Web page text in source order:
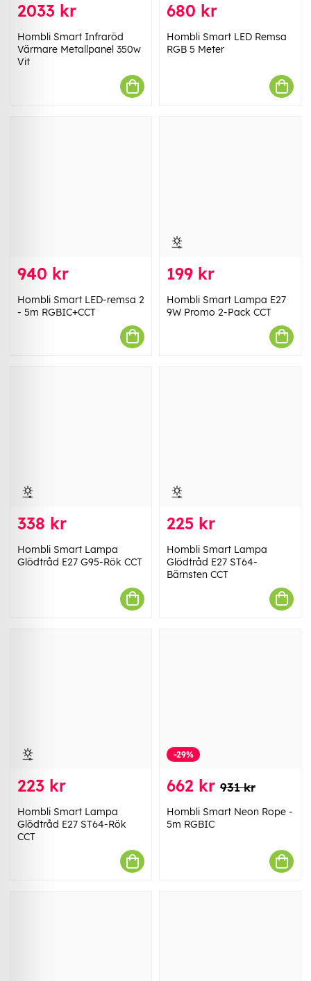
2033 kr
Hombli Smart Infraröd
Värmare Metallpanel 350w
Vit
680 kr
Hombli Smart LED Remsa
RGB 5 Meter
940 kr
Hombli Smart LED-remsa 2
- 5m RGBIC+CCT
199 kr
Hombli Smart Lampa E27
9W Promo 2-Pack CCT
338 kr
Hombli Smart Lampa
Glödtråd E27 G95-Rök CCT
225 kr
Hombli Smart Lampa
Glödtråd E27 ST64-
Bärnsten CCT
223 kr
Hombli Smart Lampa
Glödtråd E27 ST64-Rök
CCT
-29%
662 kr 931 kr
Hombli Smart Neon Rope -
5m RGBIC